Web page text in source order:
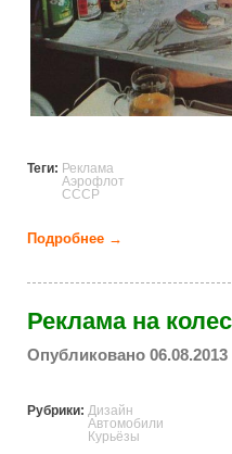
Теги: Реклама
Аэрофлот
СССР
Подробнее →
Реклама на
Опубликовано 06.08.2013
Рубрики: Дизайн
Автомобили
Курьёзы